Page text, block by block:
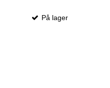
På lager